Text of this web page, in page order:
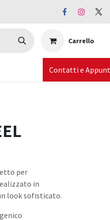
Carrello
Contatti e
per
in
look sofisticato.